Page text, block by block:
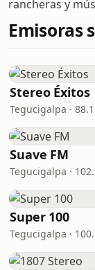
rancheras y
Emisoras
Stereo Éxitos
Tegucigalpa ·
Suave FM
Tegucigalpa ·
Super 100
Tegucigalpa ·